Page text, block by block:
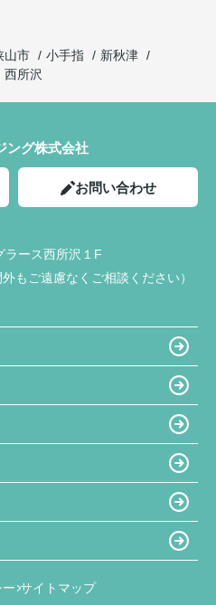
山市 小手指
新秋津
西所沢
ング株式会社
お問い合わせ
ラース西所沢１F
もご遠慮なくご相談ください）
サイトマップ